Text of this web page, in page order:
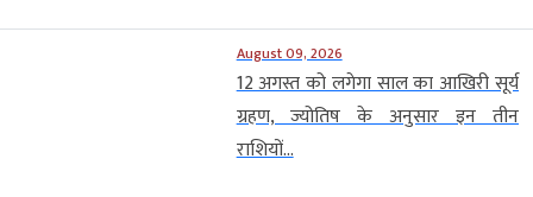
August 09, 2026
12 अगस्त को लगेगा साल का आखिरी सूर्य
ग्रहण, ज्योतिष के अनुसार इन तीन
राशियों...